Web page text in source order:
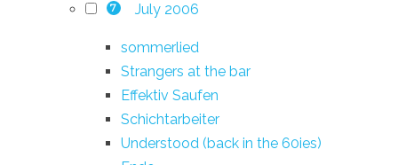
7 July 2006
sommerlied
Strangers at the bar
Effektiv Saufen
Schichtarbeiter
Understood (back in the 60ies)